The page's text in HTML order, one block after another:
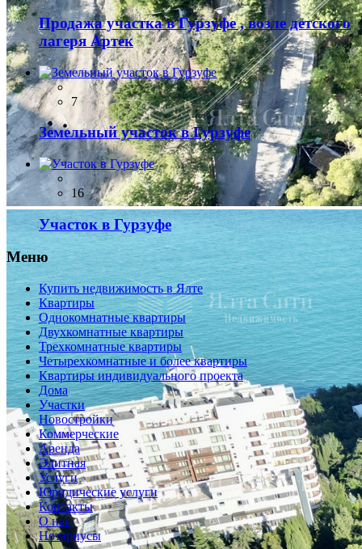
Продажа участка в Гурзуфе , возле детского
лагеря Артек
7
Земельный участок в Гурзуфе
16
Участок в Гурзуфе
Меню
Купить недвижимость в Ялте
Квартиры
Однокомнатные квартиры
Двухкомнатные квартиры
Трехкомнатные квартиры
Четырехкомнатные и более квартиры
Квартиры индивидуального проекта
Дома
Участки
Новостройки
Коммерческие
Аренда
Элитная
Услуги
Юридические услуги
Контакты
О нас
Нотариусы